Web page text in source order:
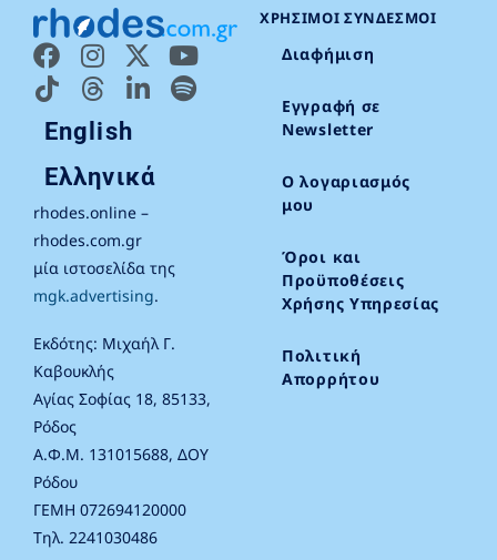
English
Ελληνικά
rhodes.online –
rhodes.com.gr
μία ιστοσελίδα της
mgk.advertising.
Εκδότης: Μιχαήλ Γ.
Καβουκλής
Αγίας Σοφίας 18, 85133,
Ρόδος
Α.Φ.Μ. 131015688, ΔΟΥ
Ρόδου
ΓΕΜΗ 072694120000
Τηλ. 2241030486
ΧΡΉΣΙΜΟΙ ΣΎΝΔΕΣΜΟΙ
Διαφήμιση
Εγγραφή σε
Newsletter
Ο λογαριασμός
μου
Όροι και
Προϋποθέσεις
Χρήσης Υπηρεσίας
Πολιτική
Απορρήτου